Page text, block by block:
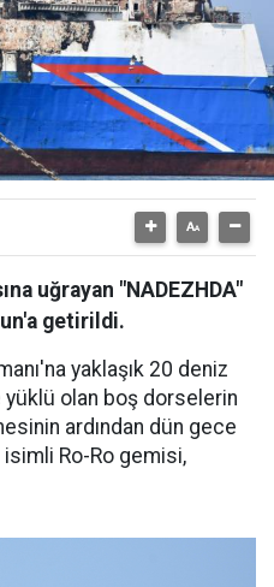
uğrayan "NADEZHDA"
getirildi.
yaklaşık 20 deniz
yüklü olan boş dorselerin
ardından dün gece
isimli Ro-Ro gemisi,